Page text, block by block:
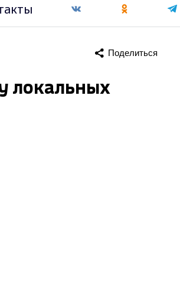
Поделиться
локальных